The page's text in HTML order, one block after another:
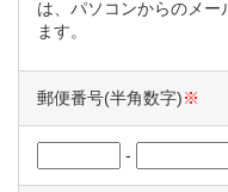
は、パソコンからのメー
ます。
郵便番号(半角数字)※
-